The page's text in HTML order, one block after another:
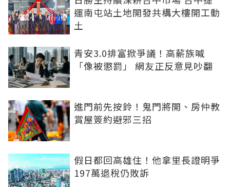
運南屯站土地開發共構大樓開工動
土
青安3.0排富掀爭議！高薪族喊
「像被懲罰」 網友正反意見吵翻
進門前先按鈴！鬼門將開、房仲教
賞屋簽約避邪三招
假日都回高雄住！他拿里長證明爭
197萬退稅仍敗訴